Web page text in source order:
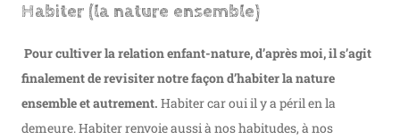
Habiter (la nature ensemble)
Pour cultiver la relation enfant-nature, d’après moi, il s’agit
finalement de revisiter notre façon d’habiter la nature
ensemble et autrement. Habiter car oui il y a péril en la
demeure. Habiter renvoie aussi à nos habitudes, à nos